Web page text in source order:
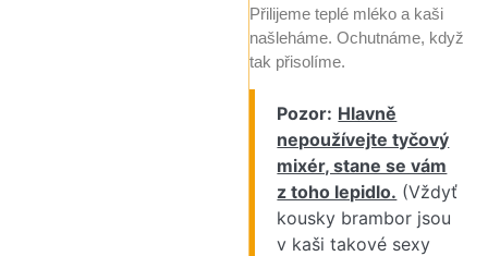
Přilijeme teplé mléko a kaši
našleháme. Ochutnáme, když
tak přisolíme.
Pozor: Hlavně
nepoužívejte tyčový
mixér, stane se vám
z toho lepidlo. (Vždyť
kousky brambor jsou
v kaši takové sexy